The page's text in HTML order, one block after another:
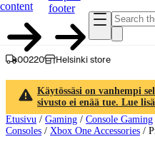
content
footer
00220 Helsinki store
Käytössäsi on vanhempi
sivusto ei enää tue. Lue
Etusivu / Gaming / Console Gaming
Consoles / Xbox One Accessories /